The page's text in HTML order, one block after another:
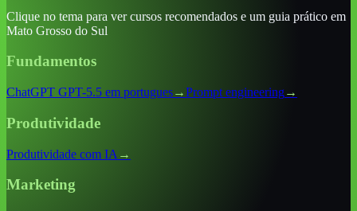
Clique no tema para ver cursos recomendados e um guia prático em
Mato Grosso do Sul
Fundamentos
ChatGPT GPT-5.5 em portugues→Prompt engineering→
Produtividade
Produtividade com IA →
Marketing